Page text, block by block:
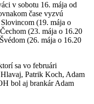
v sobotu 16. mája od
čase vyzvú
(19. mája o
(23. mája o 16.20
(26. mája o 16.20
sa vo februári
Patrik Koch, Adam
bol aj brankár Adam